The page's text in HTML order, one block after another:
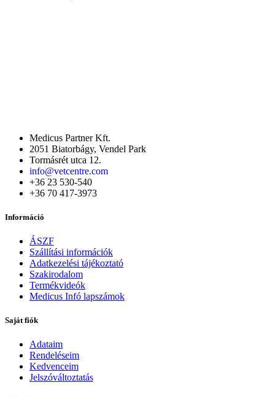
Medicus Partner Kft.
2051 Biatorbágy, Vendel Park
Tormásrét utca 12.
info@vetcentre.com
+36 23 530-540
+36 70 417-3973
Információ
ÁSZF
Szállítási információk
Adatkezelési tájékoztató
Szakirodalom
Termékvideók
Medicus Infó lapszámok
Saját fiók
Adataim
Rendeléseim
Kedvenceim
Jelszóváltoztatás